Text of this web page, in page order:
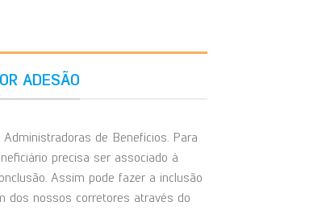
ADESÃO
de Benefícios. Para
precisa ser associado à
Assim pode fazer a inclusão
dos nossos corretores através do